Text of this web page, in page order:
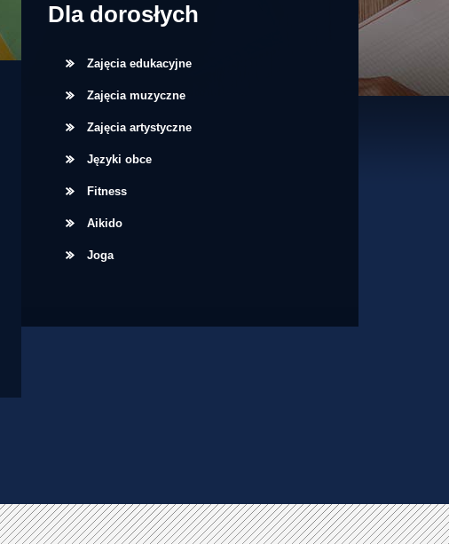
Dla dorosłych
Zajęcia edukacyjne
Zajęcia muzyczne
Zajęcia artystyczne
Języki obce
Fitness
Aikido
Joga